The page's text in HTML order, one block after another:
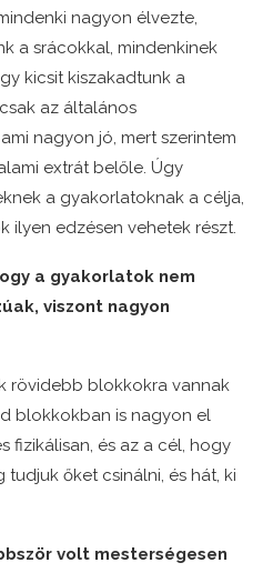
nagyon élvezte,
a srácokkal, mindenkinek
kicsit kiszakadtunk a
az általános
nagyon jó, mert szerintem
extrát belőle. Úgy
a gyakorlatoknak a célja,
ilyen edzésen vehetek részt.
a gyakorlatok nem
viszont nagyon
rövidebb blokkokra vannak
blokkokban is nagyon el
fizikálisan, és az a cél, hogy
őket csinálni, és hát, ki
volt mesterségesen